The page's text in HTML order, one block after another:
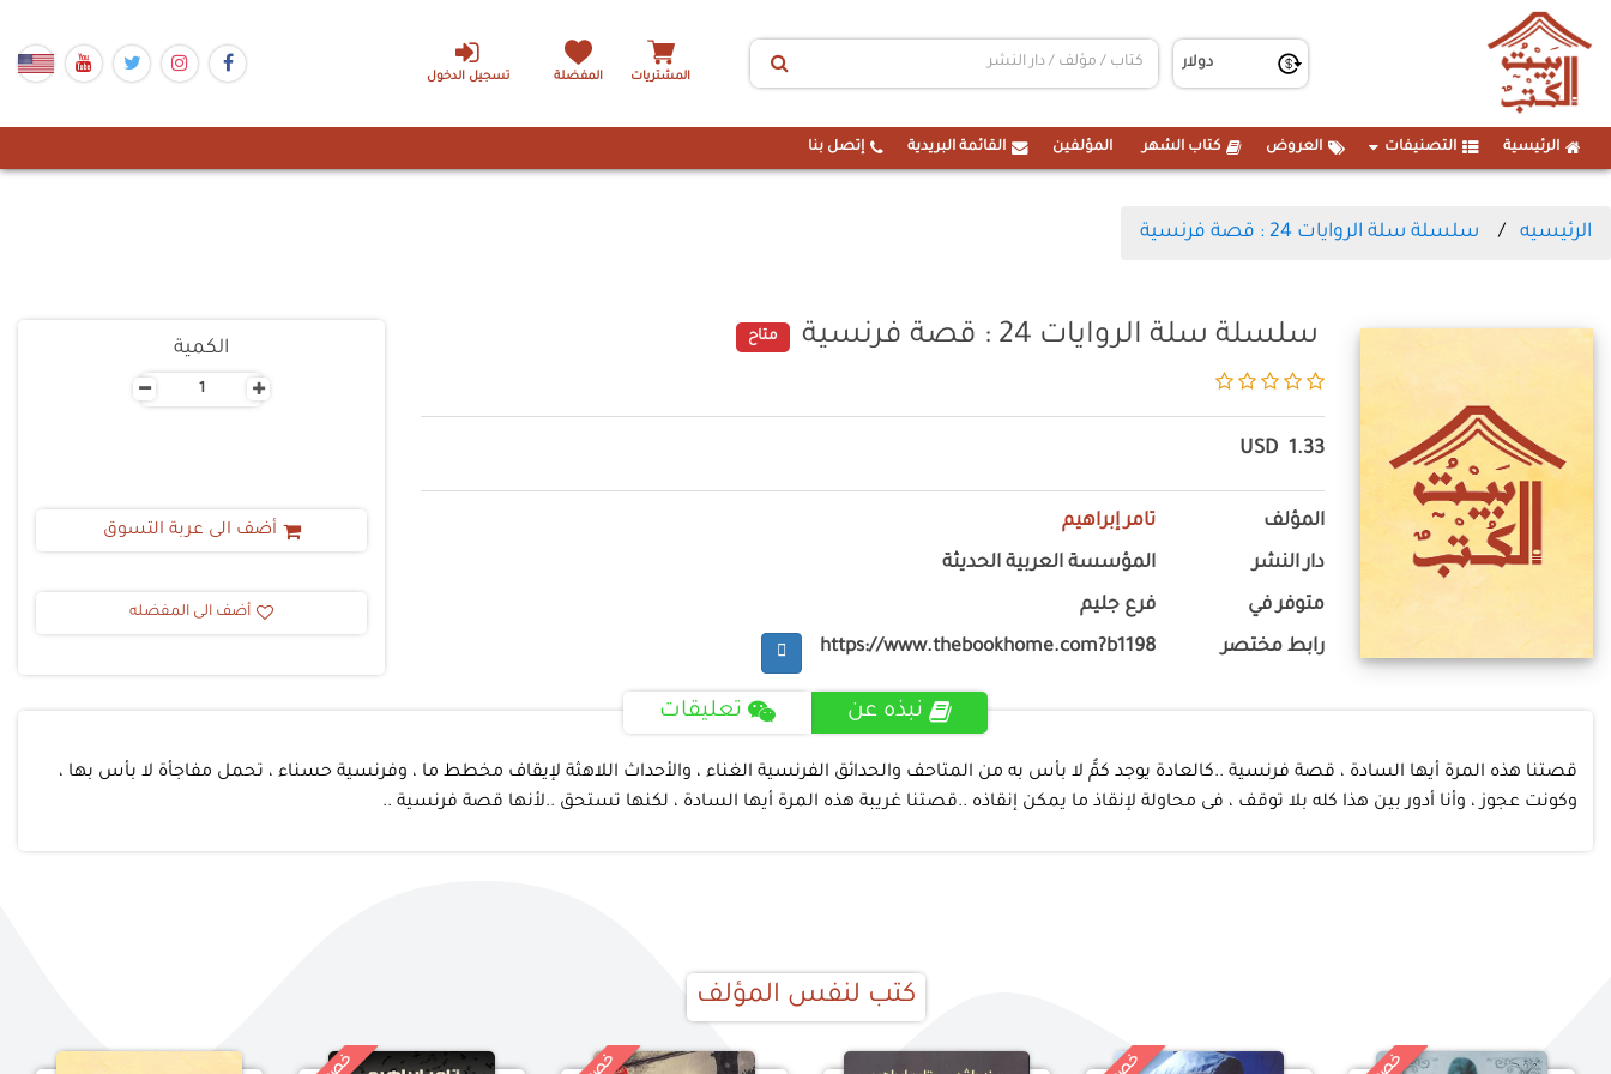
تسجيل الدخول المشتريات المفضلة
الرئيسية التصنيفات العروض كتاب الشهر المؤلفين القائمة البريدية إتصل بنا
الرئيسيه سلسلة سلة الروايات 24 : قصة فرنسية
سلسلة سلة الروايات 24 : قصة فرنسية متاح
1.33
USD
المؤلف تامر إبراهيم
دار النشر المؤسسة العربية الحديثة
متوفر في فرع جليم
رابط مختصر https://www.thebookhome.com?b1198
الكمية
- +
أضف الى عربة التسوق
أضف الى المفضله
نبذه عن تعليقات
قصتنا هذه المرة أيها السادة ، قصة فرنسية ..كالعادة يوجد كمُّ لا بأس به من المتاحف والحدائق الفرنسية الغناء ، والأحداث اللاهثة لإيقاف مخطط ما ، وفرنسية حسناء ، تحمل مفاجأة لا بأس بها ،
وكونت عجوز ، وأنا أدور بين هذا كله بلا توقف ، فى محاولة لإنقاذ ما يمكن إنقاذه ..قصتنا غريبة هذه المرة أيها السادة ، لكنها تستحق ..لأنها قصة فرنسية ..
كتب لنفس المؤلف